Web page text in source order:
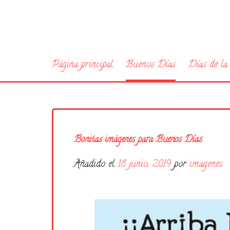
Página principal Buenos Días Días de la
Bonitas imágenes para Buenos Días
Añadido el18 junio, 2019 por imagenes